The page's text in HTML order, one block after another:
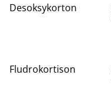
Desoksykorton
Fludrokortison